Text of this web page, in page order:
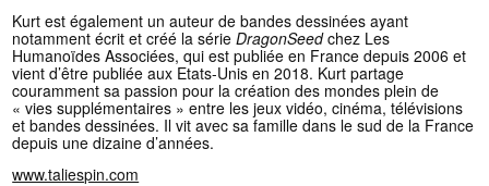
Kurt est également un auteur de bandes dessinées ayant
notamment écrit et créé la sérieDragonSeedchez Les
Humanoïdes Associées, qui est publiée en France depuis 2006 et
vient d’être publiée aux Etats-Unis en 2018. Kurt partage
couramment sa passion pour la création des mondes plein de
« vies supplémentaires » entre les jeux vidéo, cinéma, télévisions
et bandes dessinées. Il vit avec sa famille dans le sud de la France
depuis une dizaine d’années.
www.taliespin.com